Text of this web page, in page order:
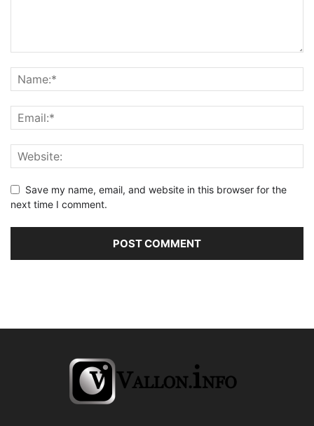
Save my name, email, and website in this browser for the
next time I comment.